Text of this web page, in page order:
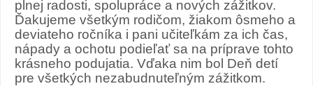
plnej radosti, spolupráce a nových zážitkov.
Ďakujeme všetkým rodičom, žiakom ôsmeho a
deviateho ročníka i pani učiteľkám za ich čas,
nápady a ochotu podieľať sa na príprave tohto
krásneho podujatia. Vďaka nim bol Deň detí
pre všetkých nezabudnuteľným zážitkom.